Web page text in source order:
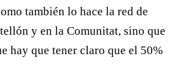
también lo hace la red de
y en la Comunitat, sino que
hay que tener claro que el 50%